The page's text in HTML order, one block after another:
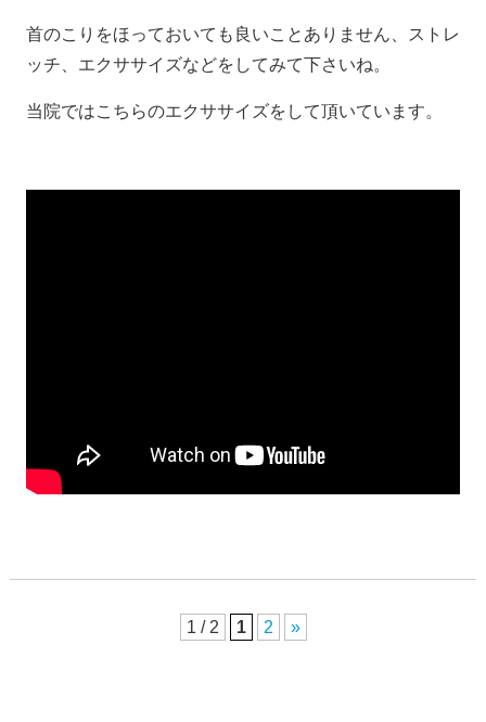
首のこりをほっておいても良いことありません、ストレ
ッチ、エクササイズなどをしてみて下さいね。
当院ではこちらのエクササイズをして頂いています。
1 / 2 1 2 »